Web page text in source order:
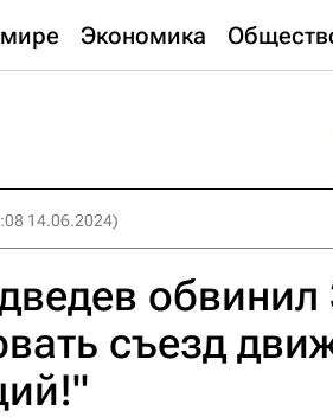
Экономика
14.06.2024)
обвинил
съезд